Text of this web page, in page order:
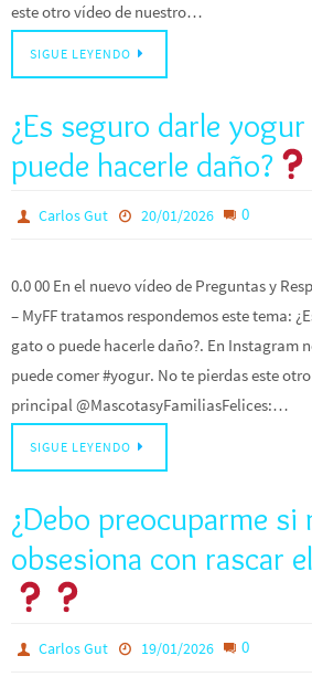
este otro vídeo de nuestro…
SIGUE LEYENDO
¿Es seguro darle
puede hacerle daño?
Carlos Gut 20/01/2026 0
0.0 00 En el nuevo vídeo de Preguntas y
– MyFF tratamos respondemos este tema:
gato o puede hacerle daño?. En Instagram
puede comer #yogur. No te pierdas este
principal @MascotasyFamiliasFelices:…
SIGUE LEYENDO
¿Debo preocuparme
obsesiona con rascar
Carlos Gut 19/01/2026 0